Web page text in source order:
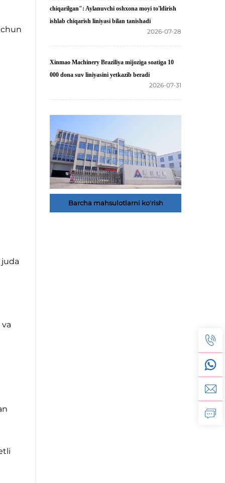
chiqarilgan": Aylanuvchi oshxona moyi to'ldirish
ishlab chiqarish liniyasi bilan tanishadi
2026-07-28
Xinmao Machinery Braziliya mijoziga soatiga 10
000 dona suv liniyasini yetkazib beradi
2026-07-31
Barcha mahsulotlarni ko'rish